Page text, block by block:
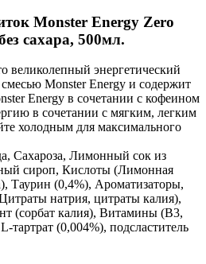
Monster Energy Zero
сахара, 500мл.
великолепный энергетический
Monster Energy и содержит
Energy в сочетании с кофеином
в сочетании с мягким, легким
холодным для максимального
Сахароза, Лимонный сок из
сироп, Кислоты (Лимонная
Таурин (0,4%), Ароматизаторы,
натрия, цитраты калия),
(сорбат калия), Витамины (В3,
(0,004%), подсластитель